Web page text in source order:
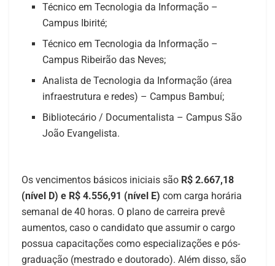
Técnico em Tecnologia da Informação –
Campus Ibirité;
Técnico em Tecnologia da Informação –
Campus Ribeirão das Neves;
Analista de Tecnologia da Informação (área
infraestrutura e redes) – Campus Bambuí;
Bibliotecário / Documentalista – Campus São
João Evangelista.
Os vencimentos básicos iniciais são R$ 2.667,18
(nível D) e R$ 4.556,91 (nível E) com carga horária
semanal de 40 horas. O plano de carreira prevê
aumentos, caso o candidato que assumir o cargo
possua capacitações como especializações e pós-
graduação (mestrado e doutorado). Além disso, são